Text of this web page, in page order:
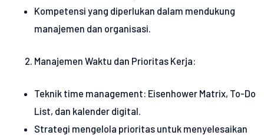
Kompetensi yang diperlukan dalam mendukung
manajemen dan organisasi.
Manajemen Waktu dan Prioritas Kerja:
Teknik time management: Eisenhower Matrix, To-Do
List, dan kalender digital.
Strategi mengelola prioritas untuk menyelesaikan